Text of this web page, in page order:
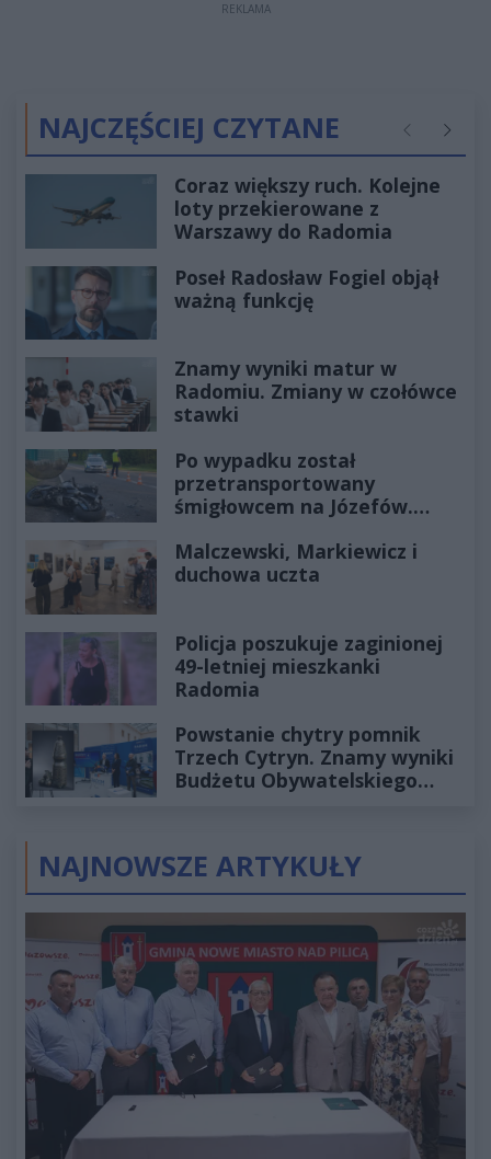
REKLAMA
NAJCZĘŚCIEJ CZYTANE Poprzednie
Coraz większy ruch. Kolejne
loty przekierowane z
Warszawy do Radomia
Poseł Radosław Fogiel objął
ważną funkcję
Znamy wyniki matur w
Radomiu. Zmiany w czołówce
stawki
Po wypadku został
przetransportowany
śmigłowcem na Józefów.
Malczewski, Markiewicz i
duchowa uczta
Policja poszukuje zaginionej
49-letniej mieszkanki
Radomia
Powstanie chytry pomnik
Trzech Cytryn. Znamy wyniki
Budżetu Obywatelskiego
NAJNOWSZE ARTYKUŁY